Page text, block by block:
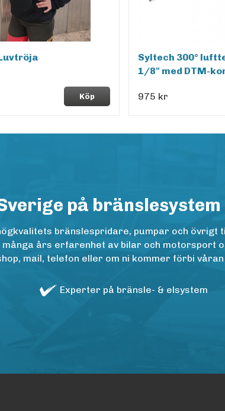
Köp
Syltech 300°
1/8" med DTM-
975 kr
på
bränslespridare, pumpar och övrigt
års erfarenhet av bilar och motorsport
mail, telefon eller om ni kommer förbi
Experter på bränsle- & elsystem